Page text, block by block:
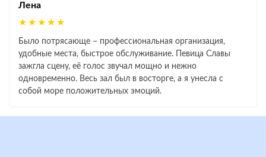
Лена
★★★★★
Было потрясающе – профессиональная организация,
удобные места, быстрое обслуживание. Певица Славы
зажгла сцену, её голос звучал мощно и нежно
одновременно. Весь зал был в восторге, а я унесла с
собой море положительных эмоций.